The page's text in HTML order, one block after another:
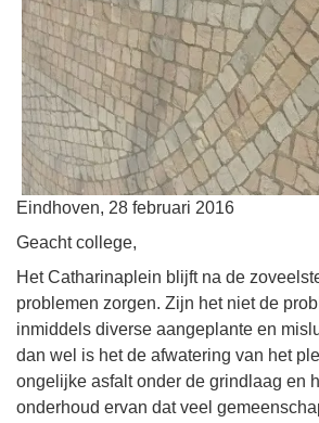
Eindhoven, 28 februari 2016
Geacht college,
Het Catharinaplein blijft na de
problemen zorgen. Zijn het niet de
inmiddels diverse aangeplante en
dan wel is het de afwatering van het
ongelijke asfalt onder de grindlaag en
onderhoud ervan dat veel